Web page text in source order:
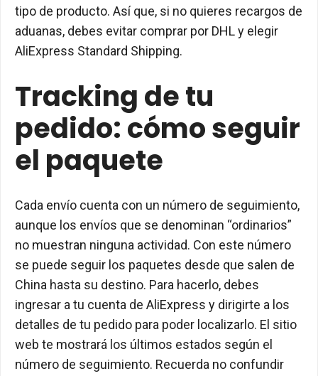
tipo de producto. Así que, si no quieres recargos de
aduanas, debes evitar comprar por DHL y elegir
AliExpress Standard Shipping.
Tracking de tu
pedido: cómo seguir
el paquete
Cada envío cuenta con un número de seguimiento,
aunque los envíos que se denominan “ordinarios”
no muestran ninguna actividad. Con este número
se puede seguir los paquetes desde que salen de
China hasta su destino. Para hacerlo, debes
ingresar a tu cuenta de AliExpress y dirigirte a los
detalles de tu pedido para poder localizarlo. El sitio
web te mostrará los últimos estados según el
número de seguimiento. Recuerda no confundir